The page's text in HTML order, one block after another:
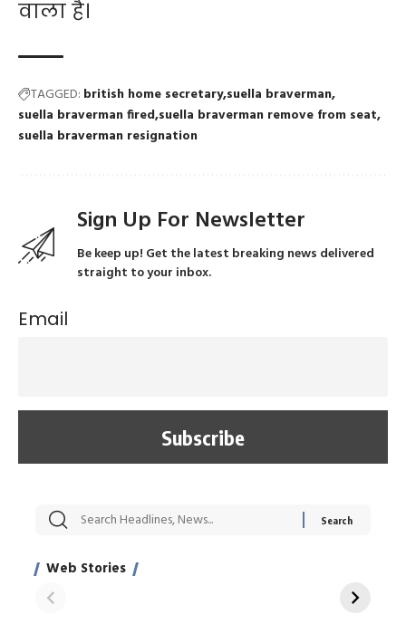
वाला है।
TAGGED: british home secretary suella braverman
suella braverman fired suella braverman remove from seat
suella braverman resignation
Sign Up For Newsletter
Be keep up! Get the latest breaking news delivered
straight to your inbox.
Email
Web Stories
सट्टेबाजी में अरेस्ट हुए
साहिल खान
रोज एक कच्चे लहसुन